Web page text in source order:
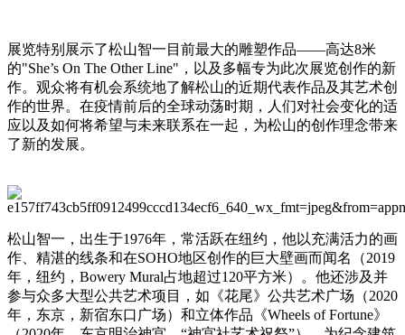
展览特别 展示了松山智一目前最大的雕塑作品——高达8米
的"She’s On The Other Line" ，以及多幅专为此次展览创作的新
作。观众将有机会系统地了解松山的近期代表作品及其艺术创
作的世界。在疫情前后的全球动荡时期，人们对社会变化的适
应以及如何将希望与未来联系在一起，为松山的创作理念带来
了新的发展。
松山智一，出生于1976年， 常活跃在纽约 ， 他以充满活力的画
作、精湛的线条和在SOHO地区创作的巨大壁画而闻名（2019
年，纽约， Bowery Mural占地超过120平方米）。他还涉及并
参与众多大型公共艺术项目，如《花尾》公共艺术广场（2020
年，东京，新宿东口广场）和立体作品《Wheels of Fortune》